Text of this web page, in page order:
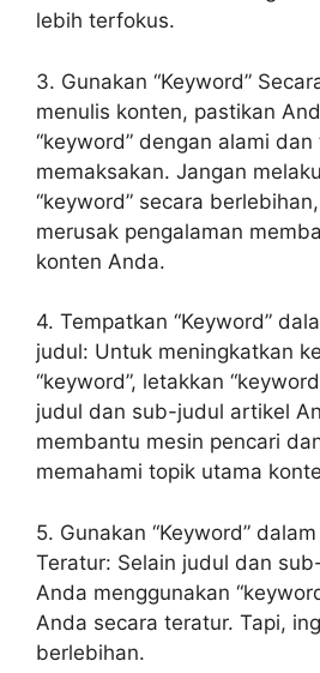
lebih terfokus.
3. Gunakan “Keyword”
menulis konten, pastikan
“keyword” dengan alami
memaksakan. Jangan
“keyword” secara
merusak pengalaman
konten Anda.
4. Tempatkan “Keyword”
judul: Untuk meningkatkan
“keyword”, letakkan
judul dan sub-judul artikel
membantu mesin pencari
memahami topik utama
5. Gunakan “Keyword”
Teratur: Selain judul dan
Anda menggunakan
Anda secara teratur. Tapi,
berlebihan.